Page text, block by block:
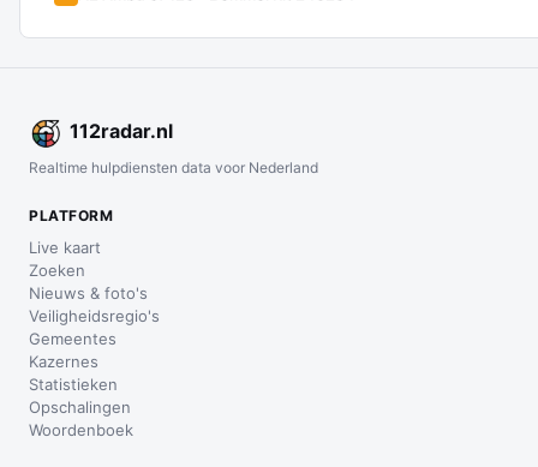
112radar.nl
Realtime hulpdiensten data voor Nederland
PLATFORM
Live kaart
Zoeken
Nieuws & foto's
Veiligheidsregio's
Gemeentes
Kazernes
Statistieken
Opschalingen
Woordenboek